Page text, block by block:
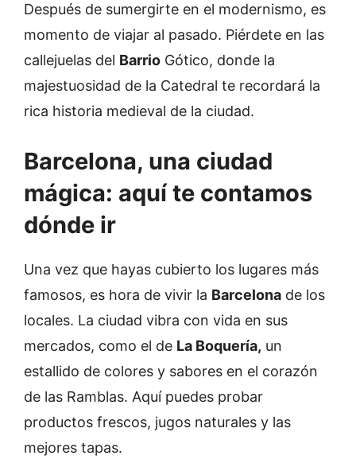
Después de sumergirte en el modernismo, es
momento de viajar al pasado. Piérdete en las
callejuelas del Barrio Gótico, donde la
majestuosidad de la Catedral te recordará la
rica historia medieval de la ciudad.
Barcelona, una ciudad
mágica: aquí te contamos
dónde ir
Una vez que hayas cubierto los lugares más
famosos, es hora de vivir la Barcelona de los
locales. La ciudad vibra con vida en sus
mercados, como el de La Boquería, un
estallido de colores y sabores en el corazón
de las Ramblas. Aquí puedes probar
productos frescos, jugos naturales y las
mejores tapas.